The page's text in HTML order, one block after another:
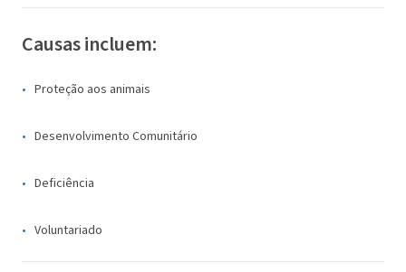
Causas incluem:
Proteção aos animais
Desenvolvimento Comunitário
Deficiência
Voluntariado